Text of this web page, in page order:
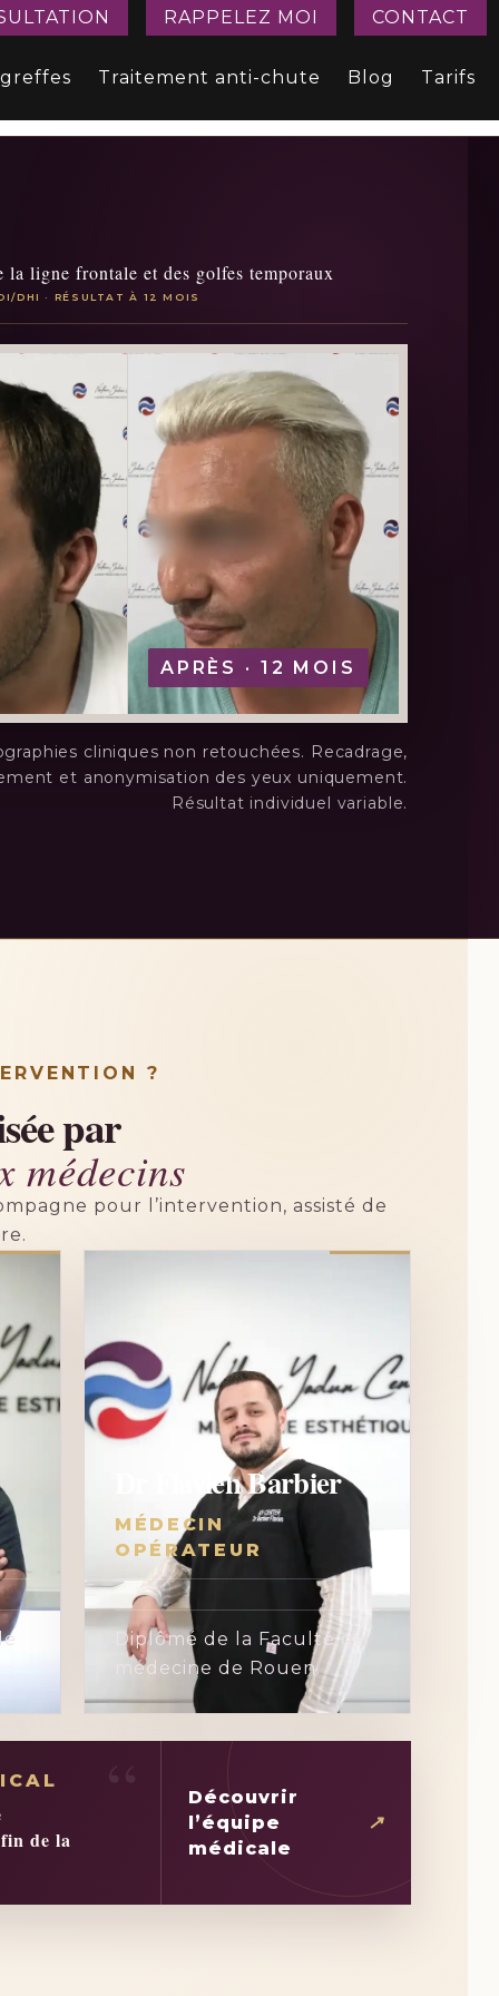
RAPPELEZ MOI CONTACT
Traitement anti-chute Blog Tarifs
la ligne frontale et des golfes temporaux
DHI · RÉSULTAT À 12 MOIS
APRÈS · 12 MOIS
cliniques non retouchées. Recadrage,
et anonymisation des yeux uniquement.
Résultat individuel variable.
?
par
médecins
pour l’intervention, assisté de
MÉDECIN
OPÉRATEUR
Dr Flavien Barbier
Diplômé de la Faculté de
médecine de Rouen.
de la
Découvrir
l’équipe
médicale
↗